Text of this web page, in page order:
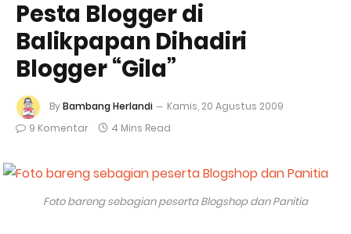
Pesta Blogger di
Balikpapan Dihadiri
Blogger “Gila”
ByBambang Herlandi
Kamis, 20 Agustus 2009
9 Komentar
4 Mins Read
Foto bareng sebagian peserta Blogshop dan Panitia